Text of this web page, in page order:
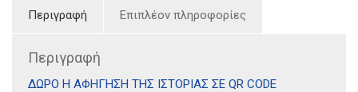
Περιγραφή Επιπλέον πληροφορίες
Περιγραφή
ΔΩΡΟ Η ΑΦΗΓΗΣΗ ΤΗΣ ΙΣΤΟΡΙΑΣ ΣΕ QR CODE